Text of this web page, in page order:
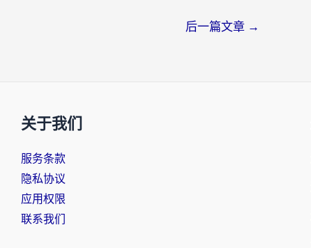
后一篇文章 →
关于我们
服务条款
隐私协议
应用权限
联系我们